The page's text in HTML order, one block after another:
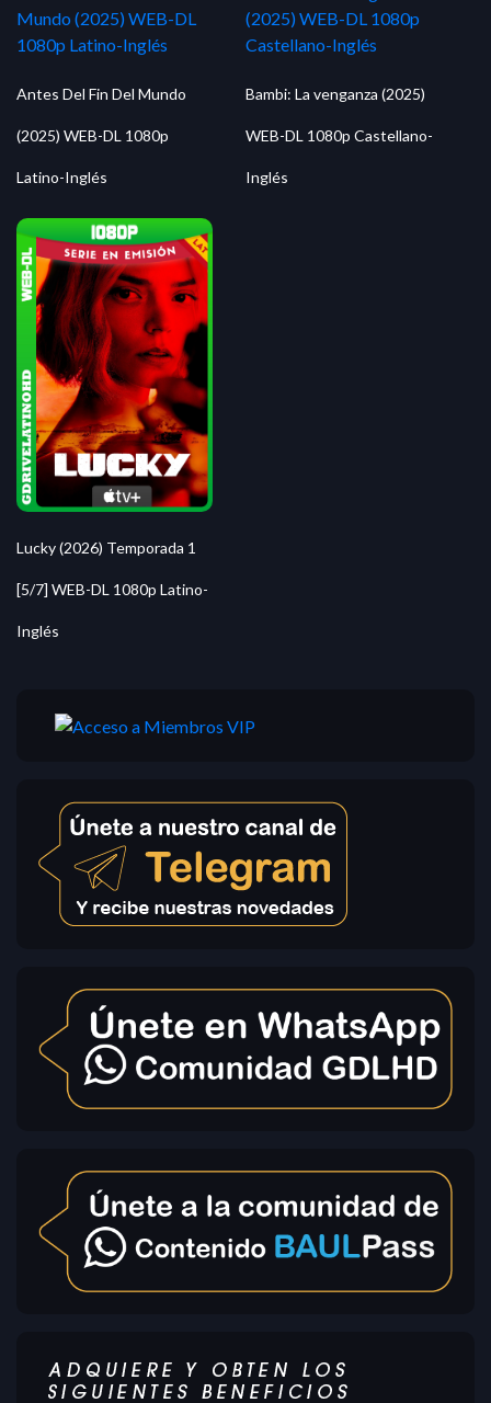
Antes Del Fin Del Mundo
(2025) WEB-DL 1080p
Latino-Inglés
Bambi: La venganza (2025)
WEB-DL 1080p Castellano-
Inglés
Lucky (2026) Temporada 1
[5/7] WEB-DL 1080p Latino-
Inglés